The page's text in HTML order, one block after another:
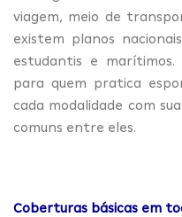
viagem, meio de
existem planos
estudantis e marítimos.
para quem pratica
cada modalidade com
comuns entre eles.
Coberturas básicas em